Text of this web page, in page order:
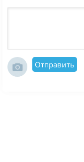
Отправить